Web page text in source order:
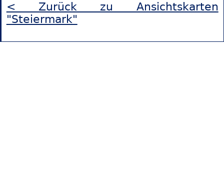
< Zurück zu Ansichtskarten
"Steiermark"